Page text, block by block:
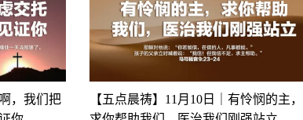
，我们把
【五点晨祷】11月10日｜有怜悯的主，